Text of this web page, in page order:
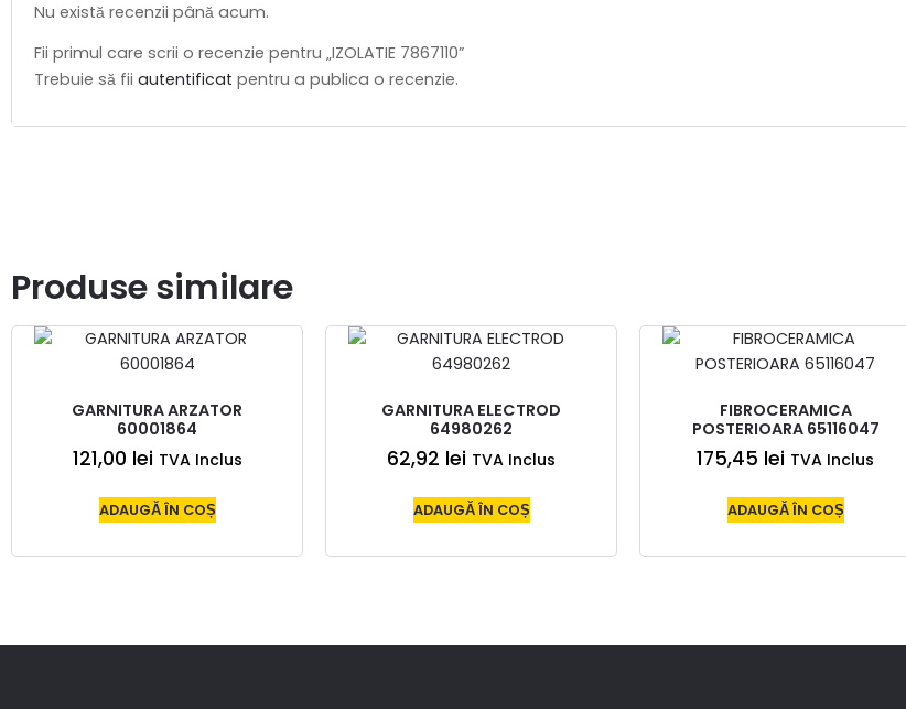
Nu există recenzii până acum.
Fii primul care scrii o recenzie pentru „IZOLATIE 7867110”
Trebuie să fii autentificat pentru a publica o recenzie.
Produse similare
GARNITURA ARZATOR
60001864
121,00 lei TVA Inclus
ADAUGĂ ÎN COȘ
GARNITURA ELECTROD
64980262
62,92 lei TVA Inclus
ADAUGĂ ÎN COȘ
FIBROCERAMICA
POSTERIOARA 65116047
175,45 lei TVA Inclus
ADAUGĂ ÎN COȘ